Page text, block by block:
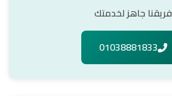
فريقنا جاهز لخدمتك
01038881833